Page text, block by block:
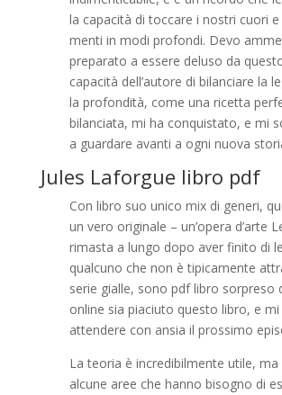
la capacità di toccare i nostri cuori
menti in modi profondi. Devo
preparato a essere deluso da
capacità dell’autore di bilanciare la
la profondità, come una ricetta
bilanciata, mi ha conquistato, e mi
a guardare avanti a ogni nuova
Jules Laforgue libro pdf
Con libro suo unico mix di generi,
un vero originale – un’opera d’arte
rimasta a lungo dopo aver finito di
qualcuno che non è tipicamente
serie gialle, sono pdf libro sorpreso
online sia piaciuto questo libro, e
attendere con ansia il prossimo
La teoria è incredibilmente utile, ma
alcune aree che hanno bisogno di